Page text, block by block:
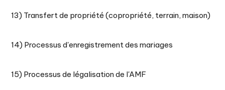
13) Transfert de propriété (copropriété, terrain, maison)
14) Processus d'enregistrement des mariages
15) Processus de légalisation de l'AMF